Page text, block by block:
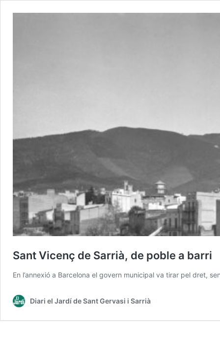
Sant Vicenç de Sarrià, de poble a barri
En l’annexió a Barcelona el govern municipal va tirar pel dret,
Diari el Jardí de Sant Gervasi i Sarrià